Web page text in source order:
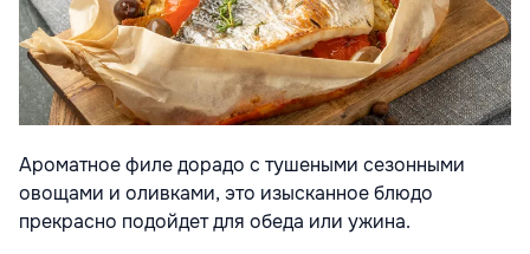
Ароматное филе дорадо с тушеными сезонными
овощами и оливками, это изысканное блюдо
прекрасно подойдет для обеда или ужина.